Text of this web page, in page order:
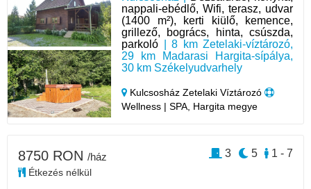
nappali-ebédlő, Wifi, terasz, udvar
(1400 m²), kerti kiülő, kemence,
grillező, bogrács, hinta, csúszda,
parkoló | 8 km Zetelaki-víztározó,
29 km Madarasi Hargita-sípálya,
30 km Székelyudvarhely
Kulcsosház Zetelaki Víztározó
Wellness | SPA, Hargita megye
8750 RON /ház
Étkezés nélkül
1 - 7
5
3